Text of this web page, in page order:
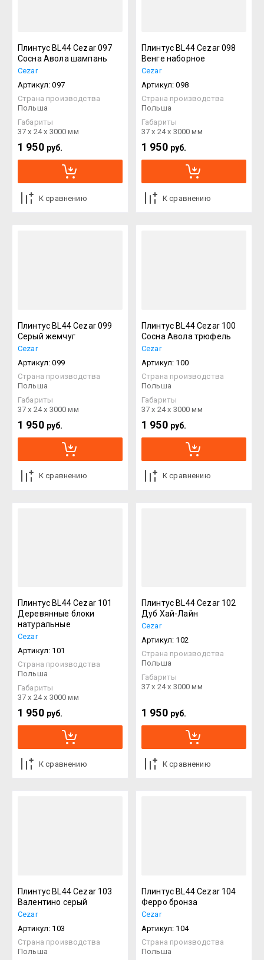
Плинтус BL44 Cezar 097
Сосна Авола шампань
Cezar
Артикул: 097
Страна производства
Польша
Габариты
37 х 24 х 3000 мм
1 950 руб.
К сравнению
Плинтус BL44 Cezar 098
Венге наборное
Cezar
Артикул: 098
Страна производства
Польша
Габариты
37 х 24 х 3000 мм
1 950 руб.
К сравнению
Плинтус BL44 Cezar 099
Серый жемчуг
Cezar
Артикул: 099
Страна производства
Польша
Габариты
37 х 24 х 3000 мм
1 950 руб.
К сравнению
Плинтус BL44 Cezar 100
Сосна Авола трюфель
Cezar
Артикул: 100
Страна производства
Польша
Габариты
37 х 24 х 3000 мм
1 950 руб.
К сравнению
Плинтус BL44 Cezar 101
Деревянные блоки
натуральные
Cezar
Артикул: 101
Страна производства
Польша
Габариты
37 х 24 х 3000 мм
1 950 руб.
К сравнению
Плинтус BL44 Cezar 102
Дуб Хай-Лайн
Cezar
Артикул: 102
Страна производства
Польша
Габариты
37 х 24 х 3000 мм
1 950 руб.
К сравнению
Плинтус BL44 Cezar 103
Валентино серый
Cezar
Артикул: 103
Страна производства
Польша
Плинтус BL44 Cezar 104
Ферро бронза
Cezar
Артикул: 104
Страна производства
Польша